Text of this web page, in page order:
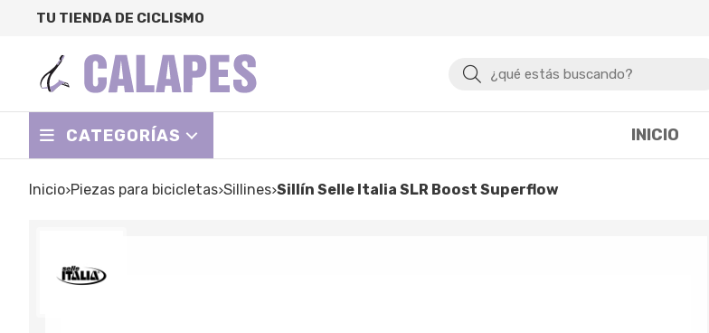
TU TIENDA DE CICLISMO
Buscar
CATEGORÍAS INICIO
Inicio piezas para bicicletas sillines Sillín Selle Italia SLR Boost Superflow